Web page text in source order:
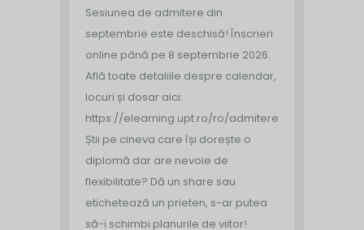
Sesiunea de admitere din
septembrie este deschisă! Înscrieri
online până pe 8 septembrie 2026.
Află toate detaliile despre calendar,
locuri și dosar aici:
https://elearning.upt.ro/ro/admitere/
Știi pe cineva care își dorește o
diplomă dar are nevoie de
flexibilitate? Dă un share sau
etichetează un prieten, s-ar putea
să-i schimbi planurile de viitor!